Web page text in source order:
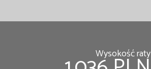
Wysokość raty